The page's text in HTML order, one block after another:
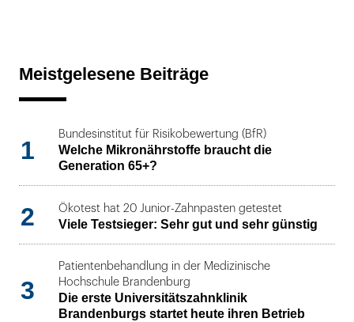
Meistgelesene Beiträge
1
Bundesinstitut für Risikobewertung (BfR)
Welche Mikronährstoffe braucht die
Generation 65+?
2 Ökotest hat 20 Junior-Zahnpasten getestet
Viele Testsieger: Sehr gut und sehr günstig
3
Patientenbehandlung in der Medizinische
Hochschule Brandenburg
Die erste Universitätszahnklinik
Brandenburgs startet heute ihren Betrieb